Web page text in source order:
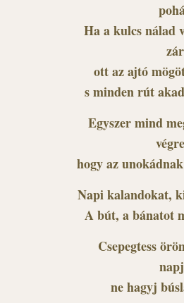
Ha a kulcs nálad
ott az ajtó
s minden rút
Egyszer mind
hogy az
Napi kalandokat,
A bút, a bánatot
Csepegtess
ne hagyj